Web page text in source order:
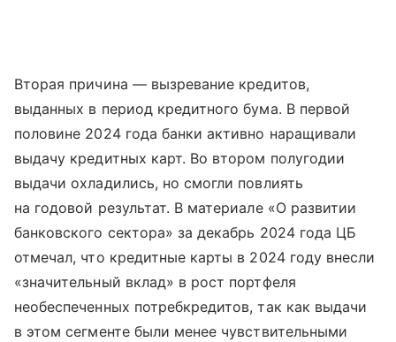
Вторая причина — вызревание кредитов,
выданных в период кредитного бума. В первой
половине 2024 года банки активно наращивали
выдачу кредитных карт. Во втором полугодии
выдачи охладились, но смогли повлиять
на годовой результат. В материале «О развитии
банковского сектора» за декабрь 2024 года ЦБ
отмечал, что кредитные карты в 2024 году внесли
«значительный вклад» в рост портфеля
необеспеченных потребкредитов, так как выдачи
в этом сегменте были менее чувствительными